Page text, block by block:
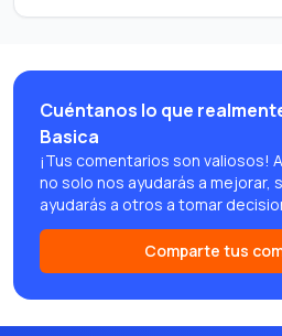
Cuéntanos lo que
Basica
¡Tus comentarios son valiosos!
no solo nos ayudarás a mejorar,
ayudarás a otros a tomar
Comparte tus